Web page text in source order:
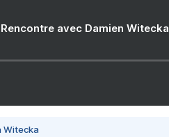
avec Damien Witecka
Witecka